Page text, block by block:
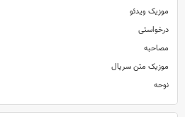
موزیک ویدئو
درخواستی
مصاحبه
موزیک متن سریال
نوحه